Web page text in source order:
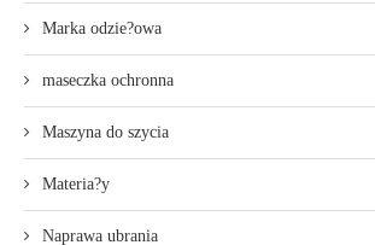
Marka odzie?owa
maseczka ochronna
Maszyna do szycia
Materia?y
Naprawa ubrania